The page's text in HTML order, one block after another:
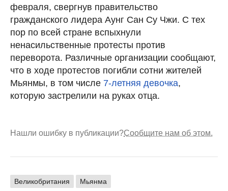
февраля, свергнув правительство
гражданского лидера Аунг Сан Су Чжи. С тех
пор по всей стране вспыхнули
ненасильственные протесты против
переворота. Различные организации сообщают,
что в ходе протестов погибли сотни жителей
Мьянмы, в том числе 7-летняя девочка,
которую застрелили на руках отца.
Нашли ошибку в публикации?Сообщите нам об этом.
Великобритания Мьянма